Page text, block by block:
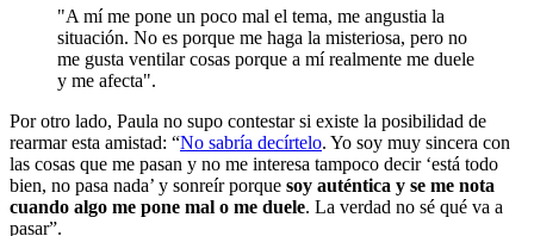
"A mí me pone un poco mal el tema, me angustia la
situación. No es porque me haga la misteriosa, pero no
me gusta ventilar cosas porque a mí realmente me duele
y me afecta".
Por otro lado, Paula no supo contestar si existe la posibilidad de
rearmar esta amistad: “No sabría decírtelo. Yo soy muy sincera con
las cosas que me pasan y no me interesa tampoco decir ‘está todo
bien, no pasa nada’ y sonreír porque soy auténtica y se me nota
cuando algo me pone mal o me duele. La verdad no sé qué va a
pasar”.